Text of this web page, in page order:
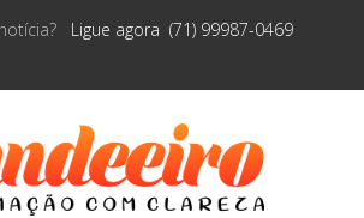
Ligue agora (71) 99987-0469